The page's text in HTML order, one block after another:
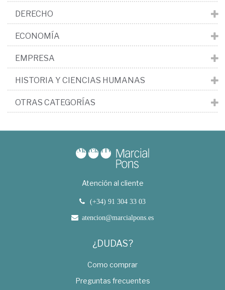
DERECHO
ECONOMÍA
EMPRESA
HISTORIA Y CIENCIAS HUMANAS
OTRAS CATEGORÍAS
Atención al cliente
(+34) 91 304 33 03
atencion@marcialpons.es
¿DUDAS?
Como comprar
Preguntas frecuentes